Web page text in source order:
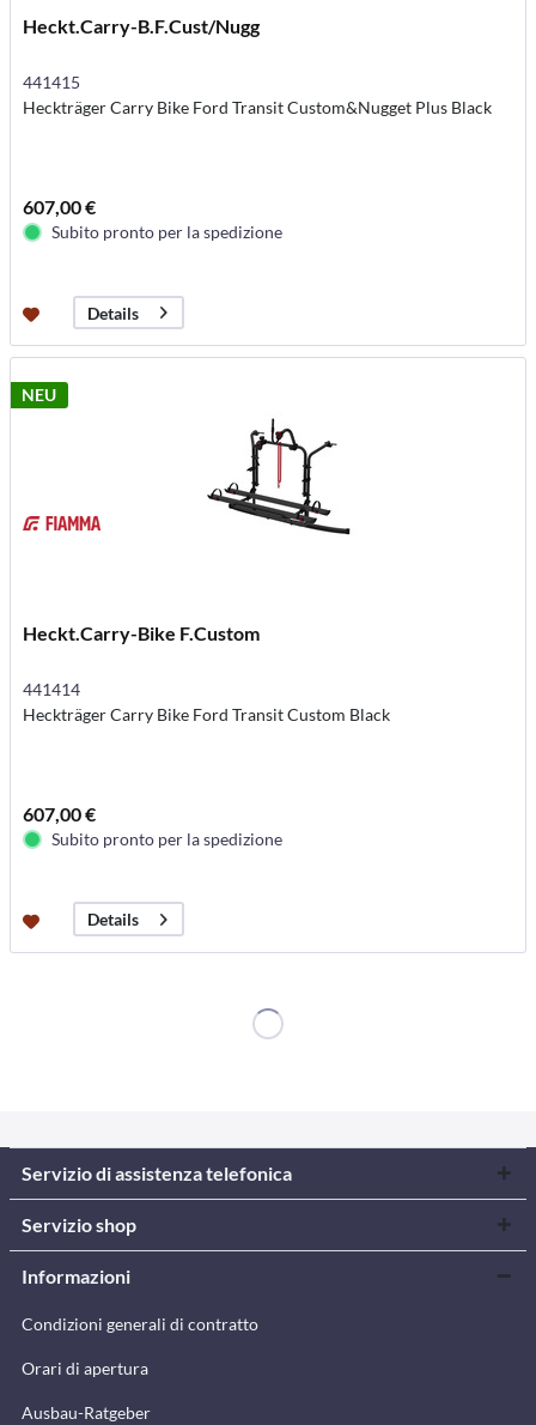
Heckt.Carry-B.F.Cust/Nugg
441415
Heckträger Carry Bike Ford Transit Custom&Nugget Plus Black
607,00 €
Subito pronto per la spedizione
Details
NEU
Heckt.Carry-Bike F.Custom
441414
Heckträger Carry Bike Ford Transit Custom Black
607,00 €
Subito pronto per la spedizione
Details
Servizio di assistenza telefonica
Servizio shop
Informazioni
Condizioni generali di contratto
Orari di apertura
Ausbau-Ratgeber